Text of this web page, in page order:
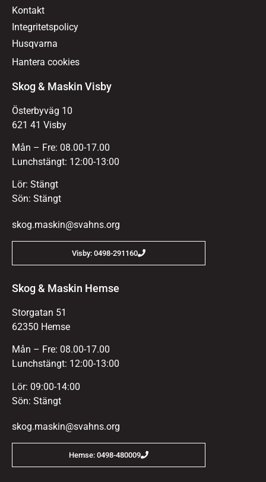
Kontakt
Integritetspolicy
Husqvarna
Hantera cookies
Skog & Maskin Visby
Österbyväg 10
621 41 Visby
Mån – Fre: 08.00-17.00
Lunchstängt: 12:00-13:00
Lör: Stängt
Sön: Stängt
skog.maskin@svahns.org
Visby: 0498-291160
Skog & Maskin Hemse
Storgatan 51
62350 Hemse
Mån – Fre: 08.00-17.00
Lunchstängt: 12:00-13:00
Lör: 09:00-14:00
Sön: Stängt
skog.maskin@svahns.org
Hemse: 0498-480009